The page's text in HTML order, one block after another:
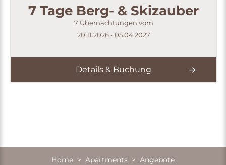
7 Tage Berg- & Skizauber
7 Übernachtungen vom
20.11.2026 - 05.04.2027
Details & Buchung
Home > Apartments > Angebote